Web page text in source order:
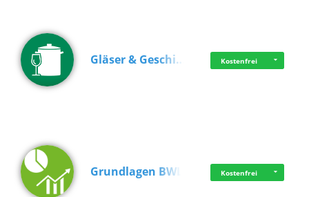
Gläser & Geschi… Kostenfrei
Grundlagen BWL Kostenfrei